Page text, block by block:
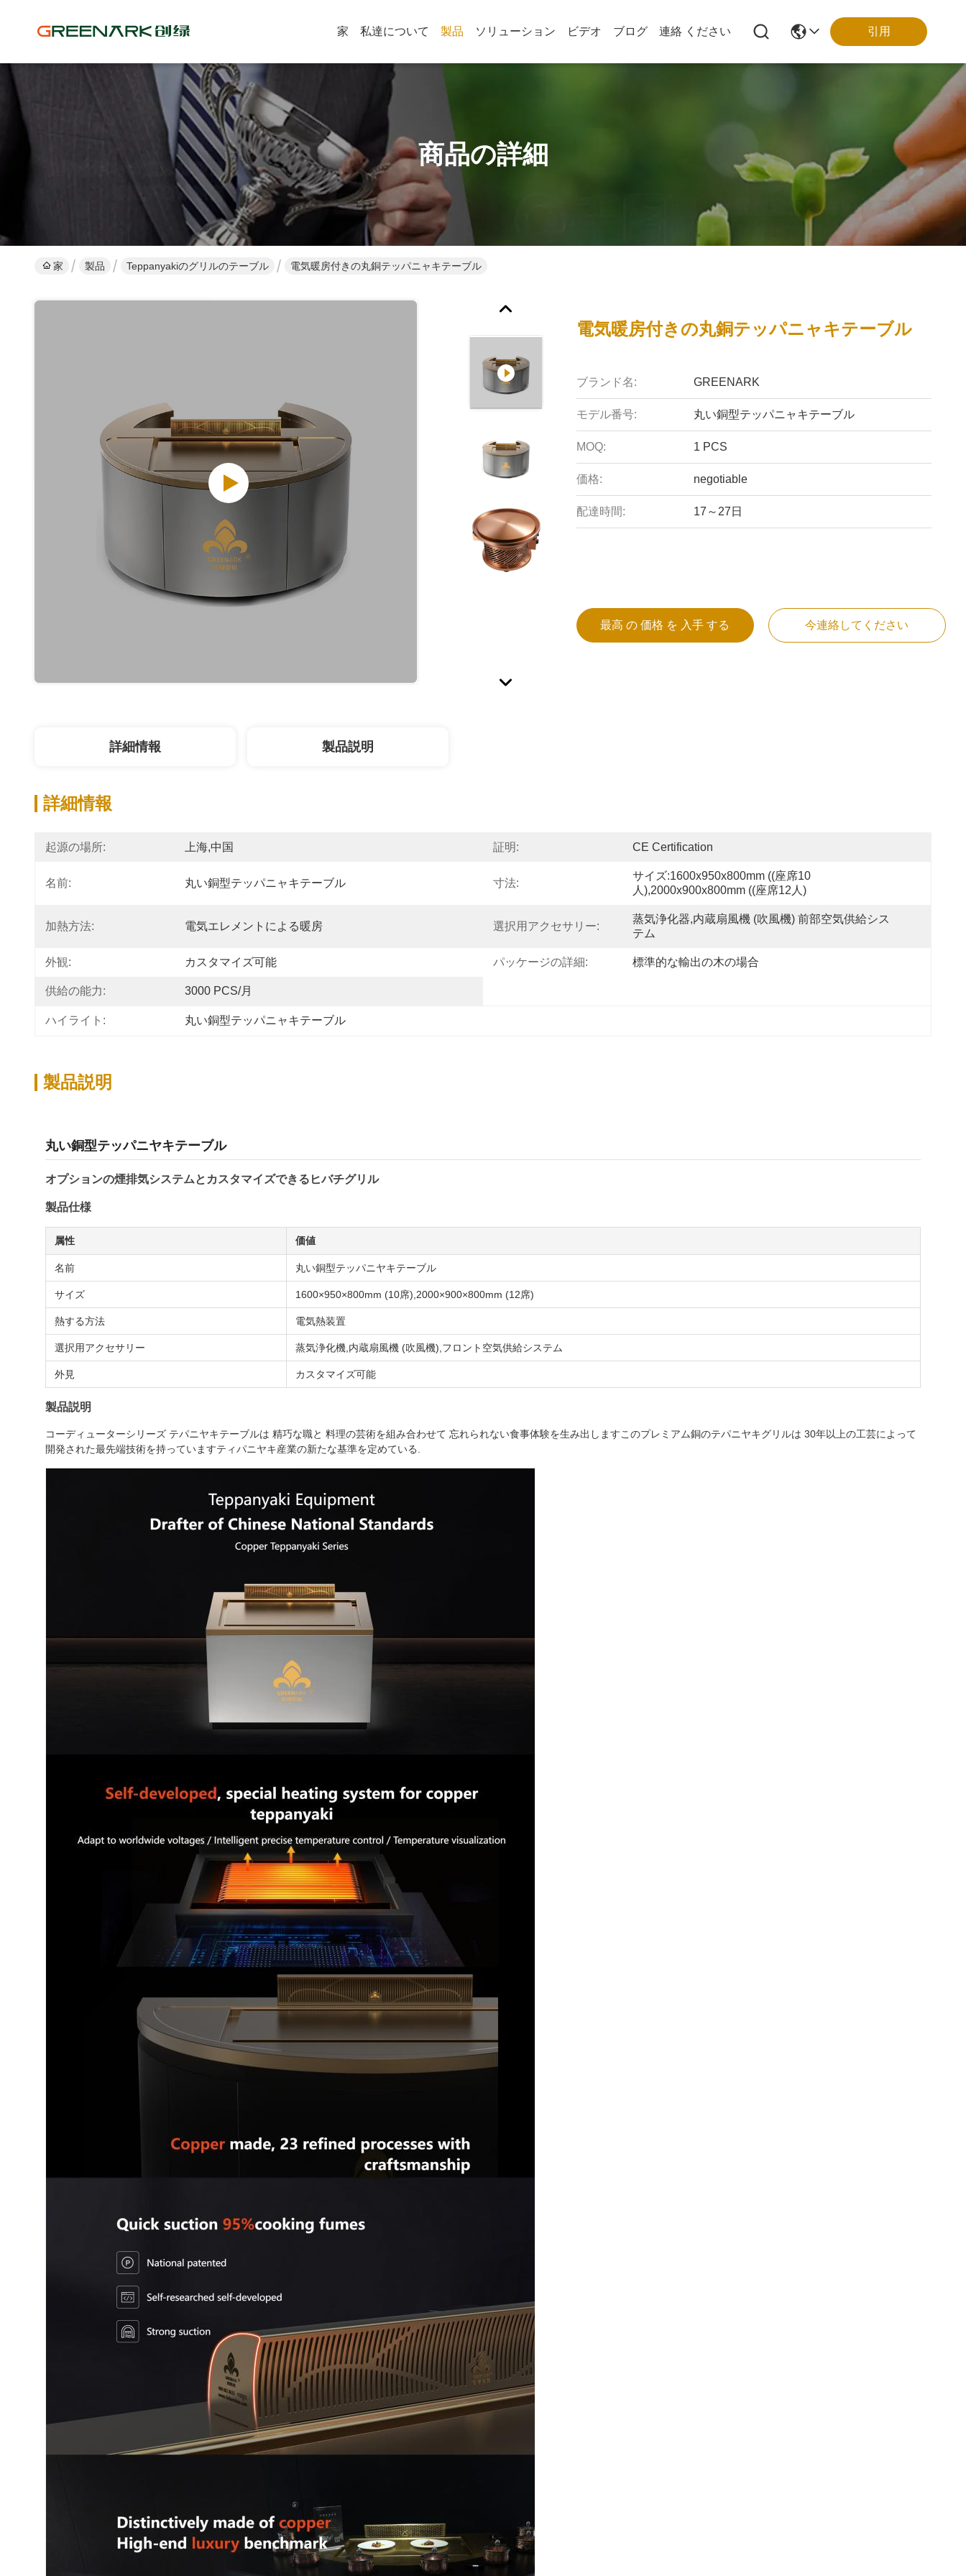
家 私達について 製品 ソリューション ビデオ ブログ 連絡 ください 引用
商品の詳細
家 製品 Teppanyakiのグリルのテーブル 電気暖房付きの丸銅テッパニャキテーブル
電気暖房付きの丸銅テッパニャキテーブル
ブランド名: GREENARK
モデル番号: 丸い銅型テッパニャキテーブル
MOQ: 1 PCS
価格: negotiable
配達時間: 17～27日
最高 の 価格 を 入手 する 今連絡してください
詳細情報 製品説明
詳細情報
起源の場所: 上海,中国 証明: CE Certification
名前: 丸い銅型テッパニャキテーブル 寸法:
サイズ:1600x950x800mm ((座席10
人),2000x900x800mm ((座席12人)
加熱方法: 電気エレメントによる暖房 選択用アクセサリー:
蒸気浄化器,内蔵扇風機 (吹風機) 前部空気供給シス
テム
外観: カスタマイズ可能 パッケージの詳細: 標準的な輸出の木の場合
供給の能力: 3000 PCS/月
ハイライト: 丸い銅型テッパニャキテーブル
製品説明
丸い銅型テッパニヤキテーブル
オプションの煙排気システムとカスタマイズできるヒバチグリル
製品仕様
属性 価値
名前 丸い銅型テッパニヤキテーブル
サイズ 1600×950×800mm (10席),2000×900×800mm (12席)
熱する方法 電気熱装置
選択用アクセサリー 蒸気浄化機,内蔵扇風機 (吹風機),フロント空気供給システム
外見 カスタマイズ可能
製品説明
コーディューターシリーズ テパニヤキテーブルは 精巧な職と 料理の芸術を組み合わせて 忘れられない食事体験を生み出しますこのプレミアム銅のテパニヤキグリルは 30年以上の工芸によって
開発された最先端技術を持っていますティパニヤキ産業の新たな基準を定めている.